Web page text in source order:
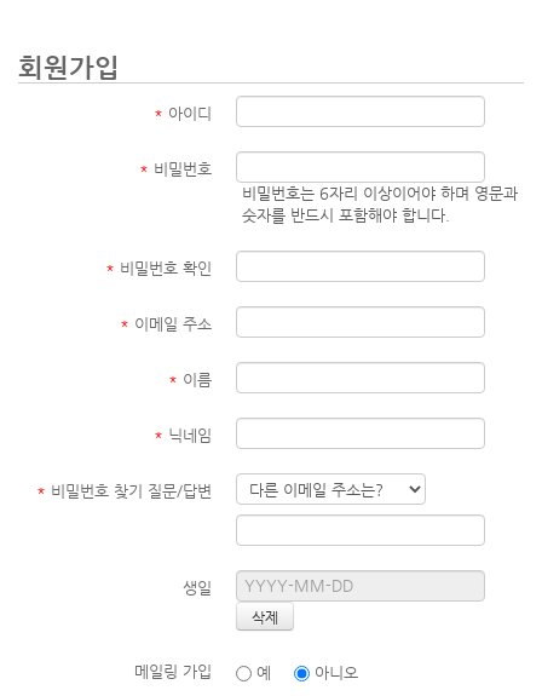
회원가입
* 아이디
* 비밀번호
비밀번호는 6자리 이상이어야 하며 영문과
숫자를 반드시 포함해야 합니다.
* 비밀번호 확인
* 이메일 주소
* 이름
* 닉네임
* 비밀번호 찾기 질문/답변
생일
메일링 가입 예 아니오